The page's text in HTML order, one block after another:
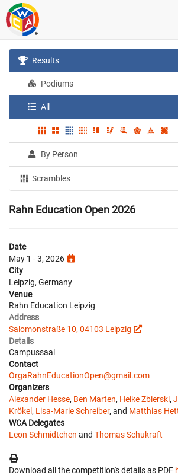
Results
Podiums
All
By Person
Scrambles
Rahn Education Open 2026
Date
May 1 - 3, 2026
City
Leipzig, Germany
Venue
Rahn Education Leipzig
Address
Salomonstraße 10, 04103 Leipzig
Details
Campussaal
Contact
OrgaRahnEducationOpen@gmail.com
Organizers
Alexander Hesse, Ben Marten, Heike Zbierski,
Krökel, Lisa-Marie Schreiber, and Matthias
WCA Delegates
Leon Schmidtchen and Thomas Schukraft
Download all the competition's details as PDF